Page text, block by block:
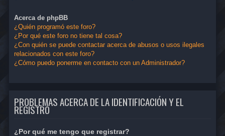
Acerca de phpBB
¿Quién programó este foro?
¿Por qué este foro no tiene tal cosa?
¿Con quién se puede contactar acerca de abusos o usos ilegales
relacionados con este foro?
¿Cómo puedo ponerme en contacto con un Administrador?
PROBLEMAS ACERCA DE LA IDENTIFICACIÓN Y EL
REGISTRO
¿Por qué me tengo que registrar?